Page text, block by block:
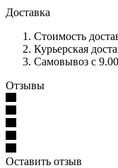
Доставка
Стоимость
Курьерская
Самовывоз с
Отзывы
Оставить отзыв